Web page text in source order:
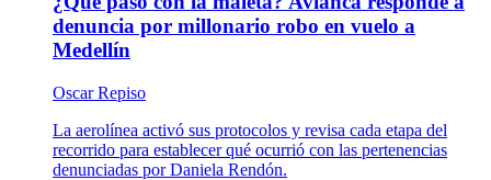
denuncia por millonario robo en vuelo a
Medellín
Oscar Repiso
La aerolínea activó sus protocolos y revisa cada etapa del
recorrido para establecer qué ocurrió con las pertenencias
denunciadas por Daniela Rendón.